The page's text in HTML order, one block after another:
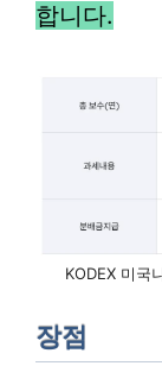
합니다.
KODEX 미국
장점